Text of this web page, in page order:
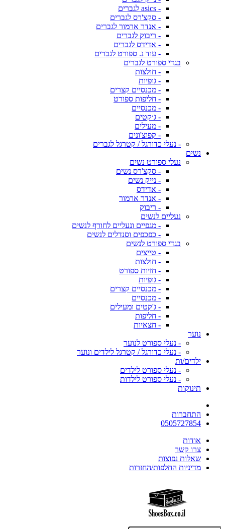
- asics לגברים
- סקצ'רס לגברים
- אנדר ארמור לגברים
- ריבוק לגברים
- אדידס לגברים
- עוד נ. ספורט לגברים
בגדי ספורט לגברים
- חולצות
- גופיות
- מכנסיים קצרים
- חליפות ספורט
- מכנסיים
- ג׳קטים
- מעילים
- קפוצ'ונים
- נעלי כדורגל / קטרגל לגברים
נשים
נעלי ספורט נשים
- סקצ'רס נשים
- נייק נשים
- אדידס
- אנדר ארמור
- ריבוק
נעליים לנשים
- מגפיים ונעליים לחורף לנשים
- כפכפים וסנדלים לנשים
בגדי ספורט לנשים
- טייצים
- חולצות
- חזיות ספורט
- גופיות
- מכנסיים קצרים
- מכנסיים
- ג'קטים ומעילים
- חליפות
- חצאיות
נוער
- נעלי ספורט לנוער
- נעלי כדורגל / קטרגל לילדים ונוער
ילדים/ות
- נעלי ספורט לילדים
- נעלי ספורט לילדות
תינוקות
התחברות
0505727854
אודות
צרו קשר
שאלות נפוצות
מדיניות החלפות/החזרות